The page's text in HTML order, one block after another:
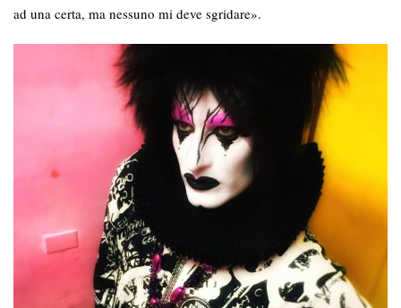
ad una certa, ma nessuno mi deve sgridare».